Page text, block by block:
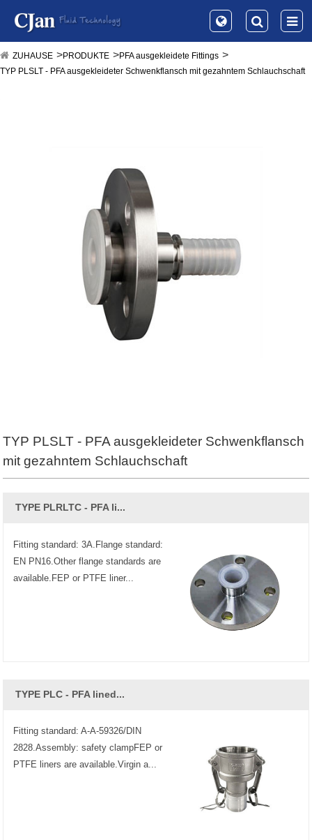
ZUHAUSE PRODUKTE
PFA ausgekleidete Fittings
TYP PLSLT - PFA ausgekleideter Schwenkflansch mit gezahntem Schlauchschaft
TYP PLSLT - PFA ausgekleideter Schwenkflansch
mit gezahntem Schlauchschaft
TYPE PLRLTC - PFA li...
Fitting standard: 3A.Flange standard:
EN PN16.Other flange standards are
available.FEP or PTFE liner...
TYPE PLC - PFA lined...
Fitting standard: A-A-59326/DIN
2828.Assembly: safety clampFEP or
PTFE liners are available.Virgin a...